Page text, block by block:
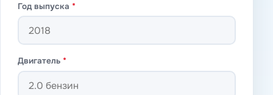
Год выпуска *
Двигатель *